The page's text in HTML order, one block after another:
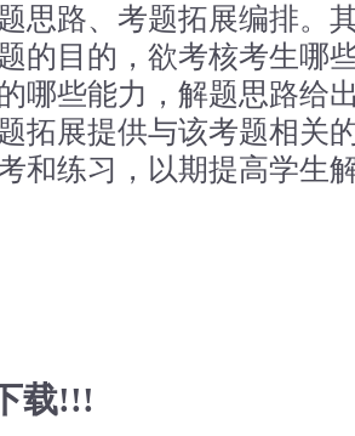
思路、考题拓展编排。
的目的，欲考核考生哪
哪些能力，解题思路给
拓展提供与该考题相关
和练习，以期提高学生
载!!!